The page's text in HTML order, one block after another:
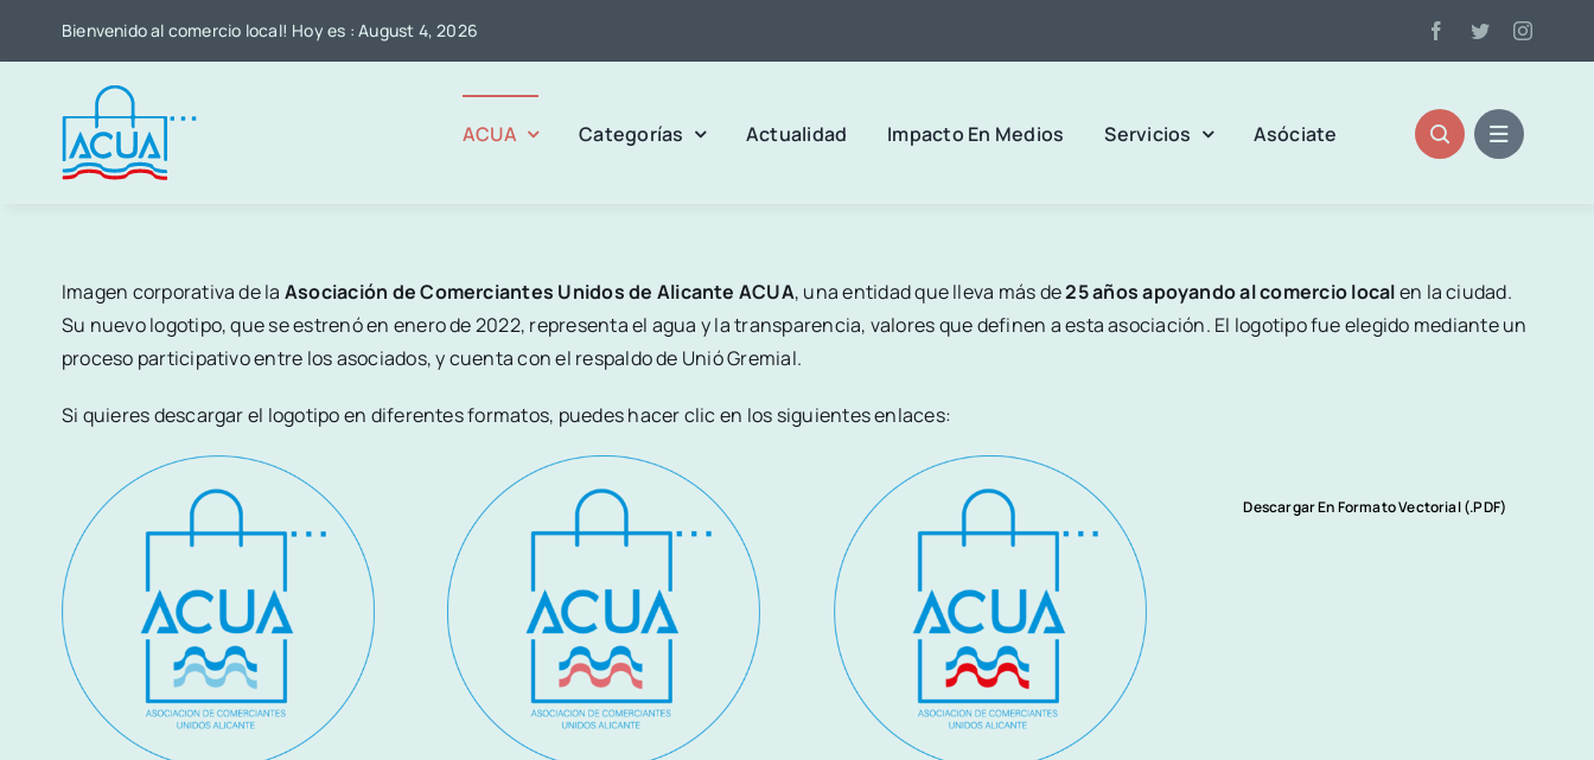
Bienvenido al comercio local! Hoy es : August 4, 2026
ACUA Categorías Actualidad Impacto En Medios Servicios Asóciate
Imagen corporativa de la Asociación de Comerciantes Unidos de Alicante ACUA, una entidad que lleva más de25 años apoyando al comercio localen la ciudad.
Su nuevo logotipo, que se estrenó en enero de 2022, representa el agua y la transparencia, valores que definen a esta asociación. El logotipo fue elegido mediante un
proceso participativo entre los asociados, y cuenta con el respaldo de Unió Gremial.
Si quieres descargar el logotipo en diferentes formatos, puedes hacer clic en los siguientes enlaces:
Descargar En Formato Vectorial (.PDF)